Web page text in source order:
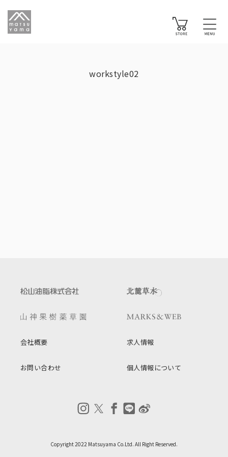
workstyle02
会社概要 求人情報
お問い合わせ 個人情報について
Copyright 2022 Matsuyama Co.Ltd. All Right Reserved.